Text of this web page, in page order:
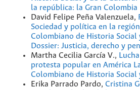
la república: la Gran Colombia
David Felipe Peña Valenzuela,
Sociedad y política en la
Colombiano de Historia
Dossier: Justicia, derecho y
Martha Cecilia García V.,
protesta popular en América
Colombiano de Historia
Erika Parrado Pardo, Cristina